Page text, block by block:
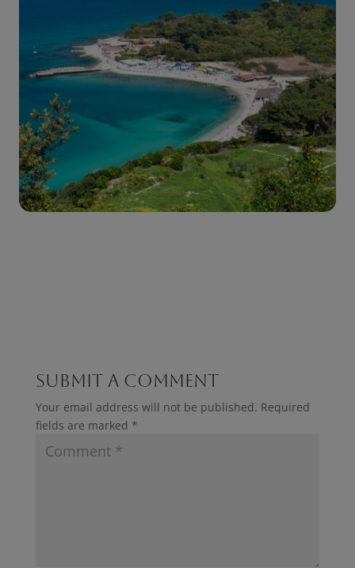
Submit a Comment
Your email address will not be published. Required
fields are marked *